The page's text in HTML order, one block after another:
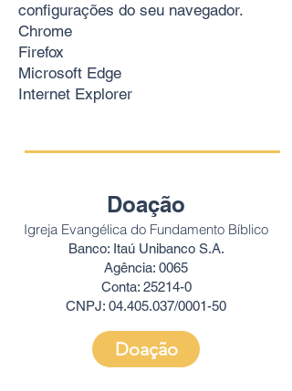
configurações do seu navegador.
Chrome
Firefox
Microsoft Edge
Internet Explorer
Doação
Igreja Evangélica do Fundamento Bíblico
Banco: Itaú Unibanco S.A.
Agência: 0065
Conta: 25214-0
CNPJ: 04.405.037/0001-50
Doação